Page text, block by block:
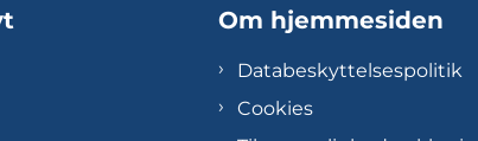
Om hjemmesiden
Databeskyttelsespolitik
Cookies